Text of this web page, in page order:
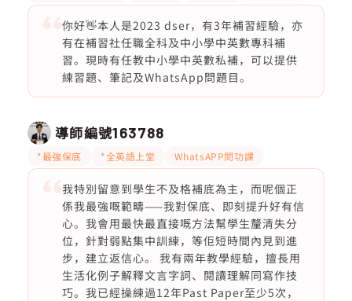
你好👋本人是2023 dser，有3年補習經驗，亦
有在補習社任職全科及中小學中英數專科補
習。現時有任教中小學中英數私補，可以提供
練習題、筆記及WhatsApp問題目。
導師編號163788
*最強保底 *全英語上堂 WhatsAPP問功課
我特別留意到學生不及格補底為主，而呢個正
係我最強嘅範疇——我對保底、即刻提升好有信
心。我會用最快最直接嘅方法幫學生釐清失分
位，針對弱點集中訓練，等佢短時間內見到進
步，建立返信心。 我有兩年教學經驗，擅長用
生活化例子解釋文言字詞、閱讀理解同寫作技
巧。我已經操練過12年Past Paper至少5次，